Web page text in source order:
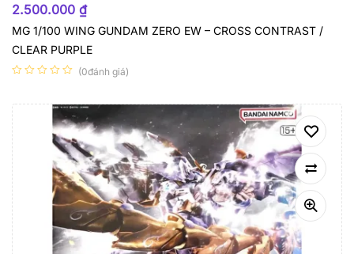
2.500.000 ₫
MG 1/100 WING GUNDAM ZERO EW – CROSS CONTRAST /
CLEAR PURPLE
(0đánh giá)